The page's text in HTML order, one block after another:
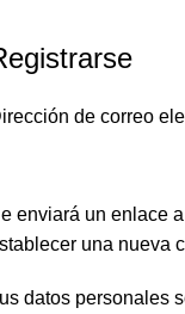
de correo
enviará un enlace
una nueva
datos personales